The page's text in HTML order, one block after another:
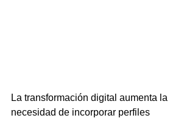
La transformación digital aumenta la
necesidad de incorporar perfiles